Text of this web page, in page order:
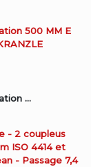
500 MM E
...
- 2 coupleus
ISO 4414 et
- Passage 7,4